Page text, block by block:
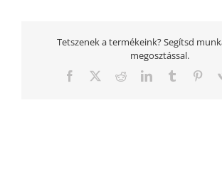
Tetszenek a termékeink? Segítsd
megosztással.
Facebook
TwitterRedditLinkedInTumblr